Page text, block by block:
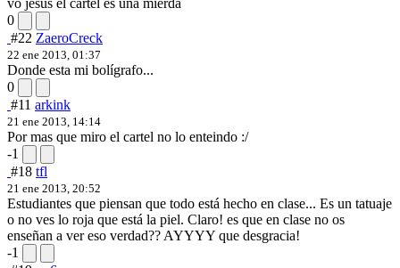
0
#22 ZaeroCreck
22 ene 2013, 01:37
Donde esta mi bolígrafo...
0
#11 arkink
21 ene 2013, 14:14
Por mas que miro el cartel no lo enteindo :/
-1
#18 tfl
21 ene 2013, 20:52
Estudiantes que piensan que todo está hecho en clase... Es un tatuaje
o no ves lo roja que está la piel. Claro! es que en clase no os
enseñan a ver eso verdad?? AYYYY que desgracia!
-1